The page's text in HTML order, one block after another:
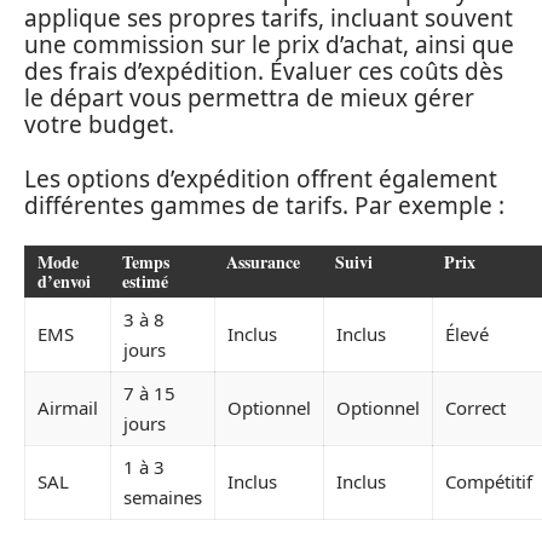
applique ses propres tarifs, incluant souvent
une commission sur le prix d’achat, ainsi que
des frais d’expédition. Évaluer ces coûts dès
le départ vous permettra de mieux gérer
votre budget.
Les options d’expédition offrent également
différentes gammes de tarifs. Par exemple :
Mode
d’envoi
Temps
estimé
Assurance Suivi Prix
EMS
3 à 8
jours
Inclus Inclus Élevé
Airmail
7 à 15
jours
Optionnel Optionnel Correct
SAL
1 à 3
semaines
Inclus Inclus Compétitif